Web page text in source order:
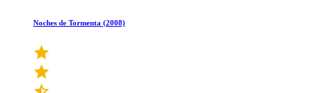
Noches de Tormenta (2008)